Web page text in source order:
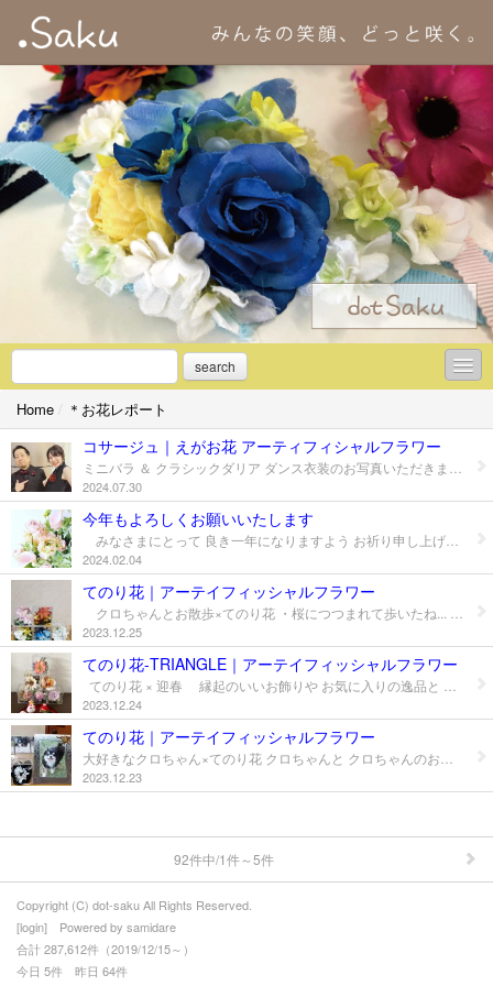
search
＊初めての方へ
＊アーティフィシャルフラワーとは
＊dotSakuデザインメニュー
＊えがお花-Artificial Flower
＊てのり花-Artificial Flower
＊いぬブーケ＆ねこブーケ
＊お花レポート
プロフィール
お問合せ
Home / ＊お花レポート
コサージュ｜えがお花 アーティフィシャルフラワー
2024.07.30
今年もよろしくお願いいたします
2024.02.04
てのり花｜アーテイフィッシャルフラワー
2023.12.25
てのり花-TRIANGLE｜アーテイフィッシャルフラワー
2023.12.24
てのり花｜アーテイフィッシャルフラワー
2023.12.23
92件中/1件～5件
Copyright (C) dot-saku All Rights Reserved.
[login] Powered by samidare
合計 287,612件（2019/12/15～）
今日 5件 昨日 64件